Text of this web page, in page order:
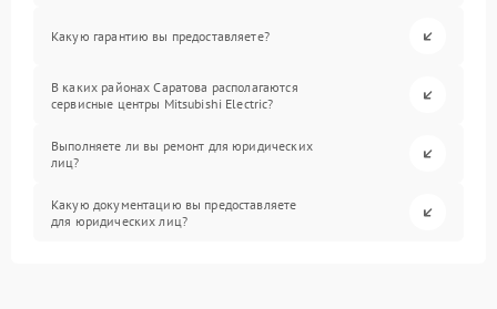
Какую гарантию вы предоставляете?
В каких районах Саратова располагаются
сервисные центры Mitsubishi Electric?
Выполняете ли вы ремонт для юридических
лиц?
Какую документацию вы предоставляете
для юридических лиц?